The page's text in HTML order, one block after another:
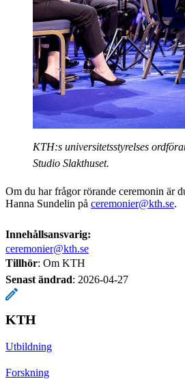
KTH:s universitetsstyrelses
Studio Slakthuset.
Om du har frågor rörande ceremonin är
Hanna Sundelin på ceremonier@kth.se.
Innehållsansvarig:
ceremonier@kth.se
Tillhör: Om KTH
Senast ändrad: 2026-04-27
KTH
Utbildning
Forskning